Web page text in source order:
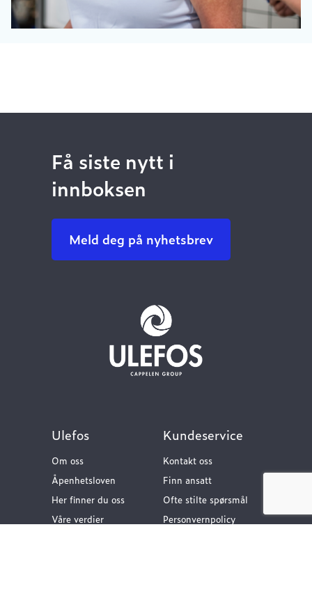
Få siste nytt i
innboksen
Meld deg på nyhetsbrev
Ulefos
Om oss
Åpenhetsloven
Her finner du oss
Våre verdier
Kundeservice
Kontakt oss
Finn ansatt
Ofte stilte spørsmål
Personvernpolicy